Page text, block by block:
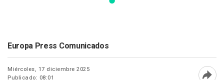
Europa Press Comunicados
Miércoles, 17 diciembre 2025
Publicado: 08:01